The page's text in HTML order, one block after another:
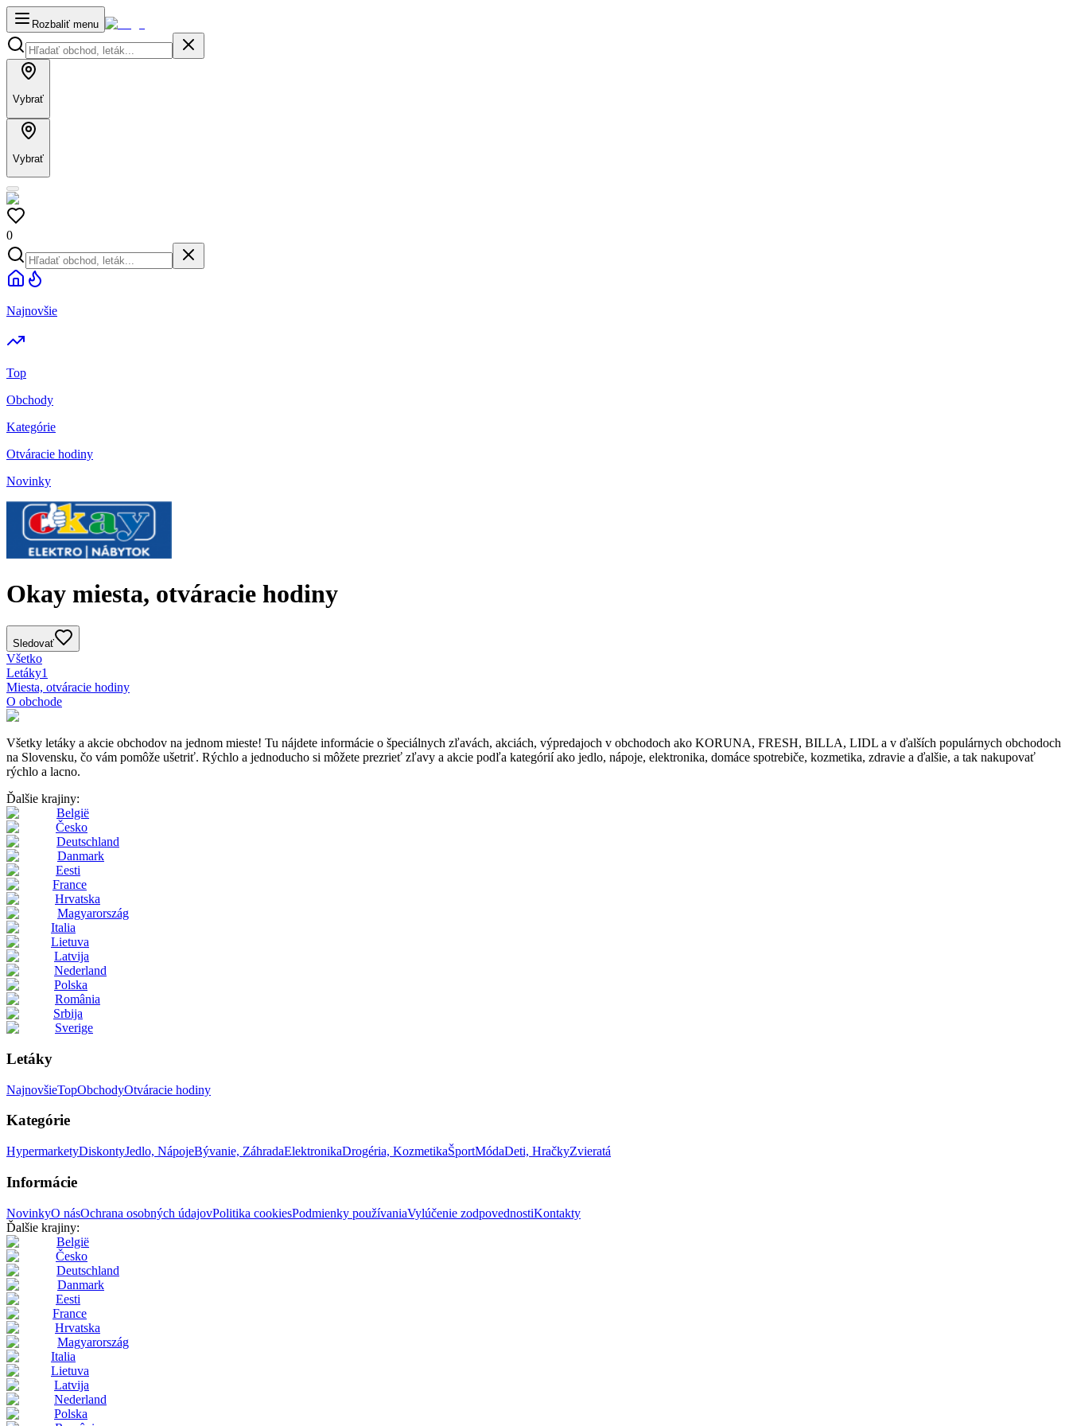
Rozbaliť menu
Vybrať
Vybrať
0
Najnovšie
Top
Obchody
Kategórie
Otváracie hodiny
Novinky
Okay miesta, otváracie hodiny
Sledovať
Všetko
Letáky1
Miesta, otváracie hodiny
O obchode
Všetky letáky a akcie obchodov na jednom mieste! Tu nájdete informácie o špeciálnych zľavách, akciách, výpredajoch v obchodoch ako KORUNA, FRESH, BILLA, LIDL a v ďalších populárnych obchodoch
na Slovensku, čo vám pomôže ušetriť. Rýchlo a jednoducho si môžete prezrieť zľavy a akcie podľa kategórií ako jedlo, nápoje, elektronika, domáce spotrebiče, kozmetika, zdravie a ďalšie, a tak nakupovať
rýchlo a lacno.
Ďalšie krajiny:
België
Česko
Deutschland
Danmark
Eesti
France
Hrvatska
Magyarország
Italia
Lietuva
Latvija
Nederland
Polska
România
Srbija
Sverige
Letáky
NajnovšieTopObchodyOtváracie hodiny
Kategórie
HypermarketyDiskontyJedlo, NápojeBývanie, ZáhradaElektronikaDrogéria, KozmetikaŠportMódaDeti, HračkyZvieratá
Informácie
NovinkyO násOchrana osobných údajovPolitika cookiesPodmienky používaniaVylúčenie zodpovednostiKontakty
Ďalšie krajiny:
België
Česko
Deutschland
Danmark
Eesti
France
Hrvatska
Magyarország
Italia
Lietuva
Latvija
Nederland
Polska